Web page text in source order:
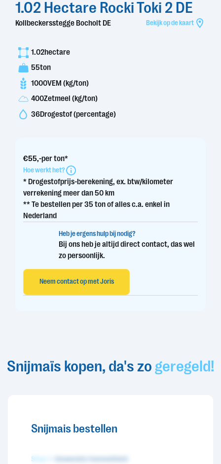
1.02 Hectare Rocki Toki 2 DE
Kollbeckersstegge Bocholt DE Bekijk op de kaart
1.02hectare
55ton
1000VEM (kg/ton)
400Zetmeel (kg/ton)
36Drogestof (percentage)
€55,-per ton*
Hoe werkt het?
* Drogestofprijs-berekening, ex. btw/kilometer
verrekening meer dan 50 km
** Te bestellen per 35 ton of alles c.a. enkel in
Nederland
Heb je ergens hulp bij nodig?
Bij ons heb je altijd direct contact, das wel
zo persoonlijk.
Neem contact op met Joris
Snijmaïs kopen, da's zogeregeld!
Snijmais bestellen
Stap 1 - Gewenste hoeveelheid